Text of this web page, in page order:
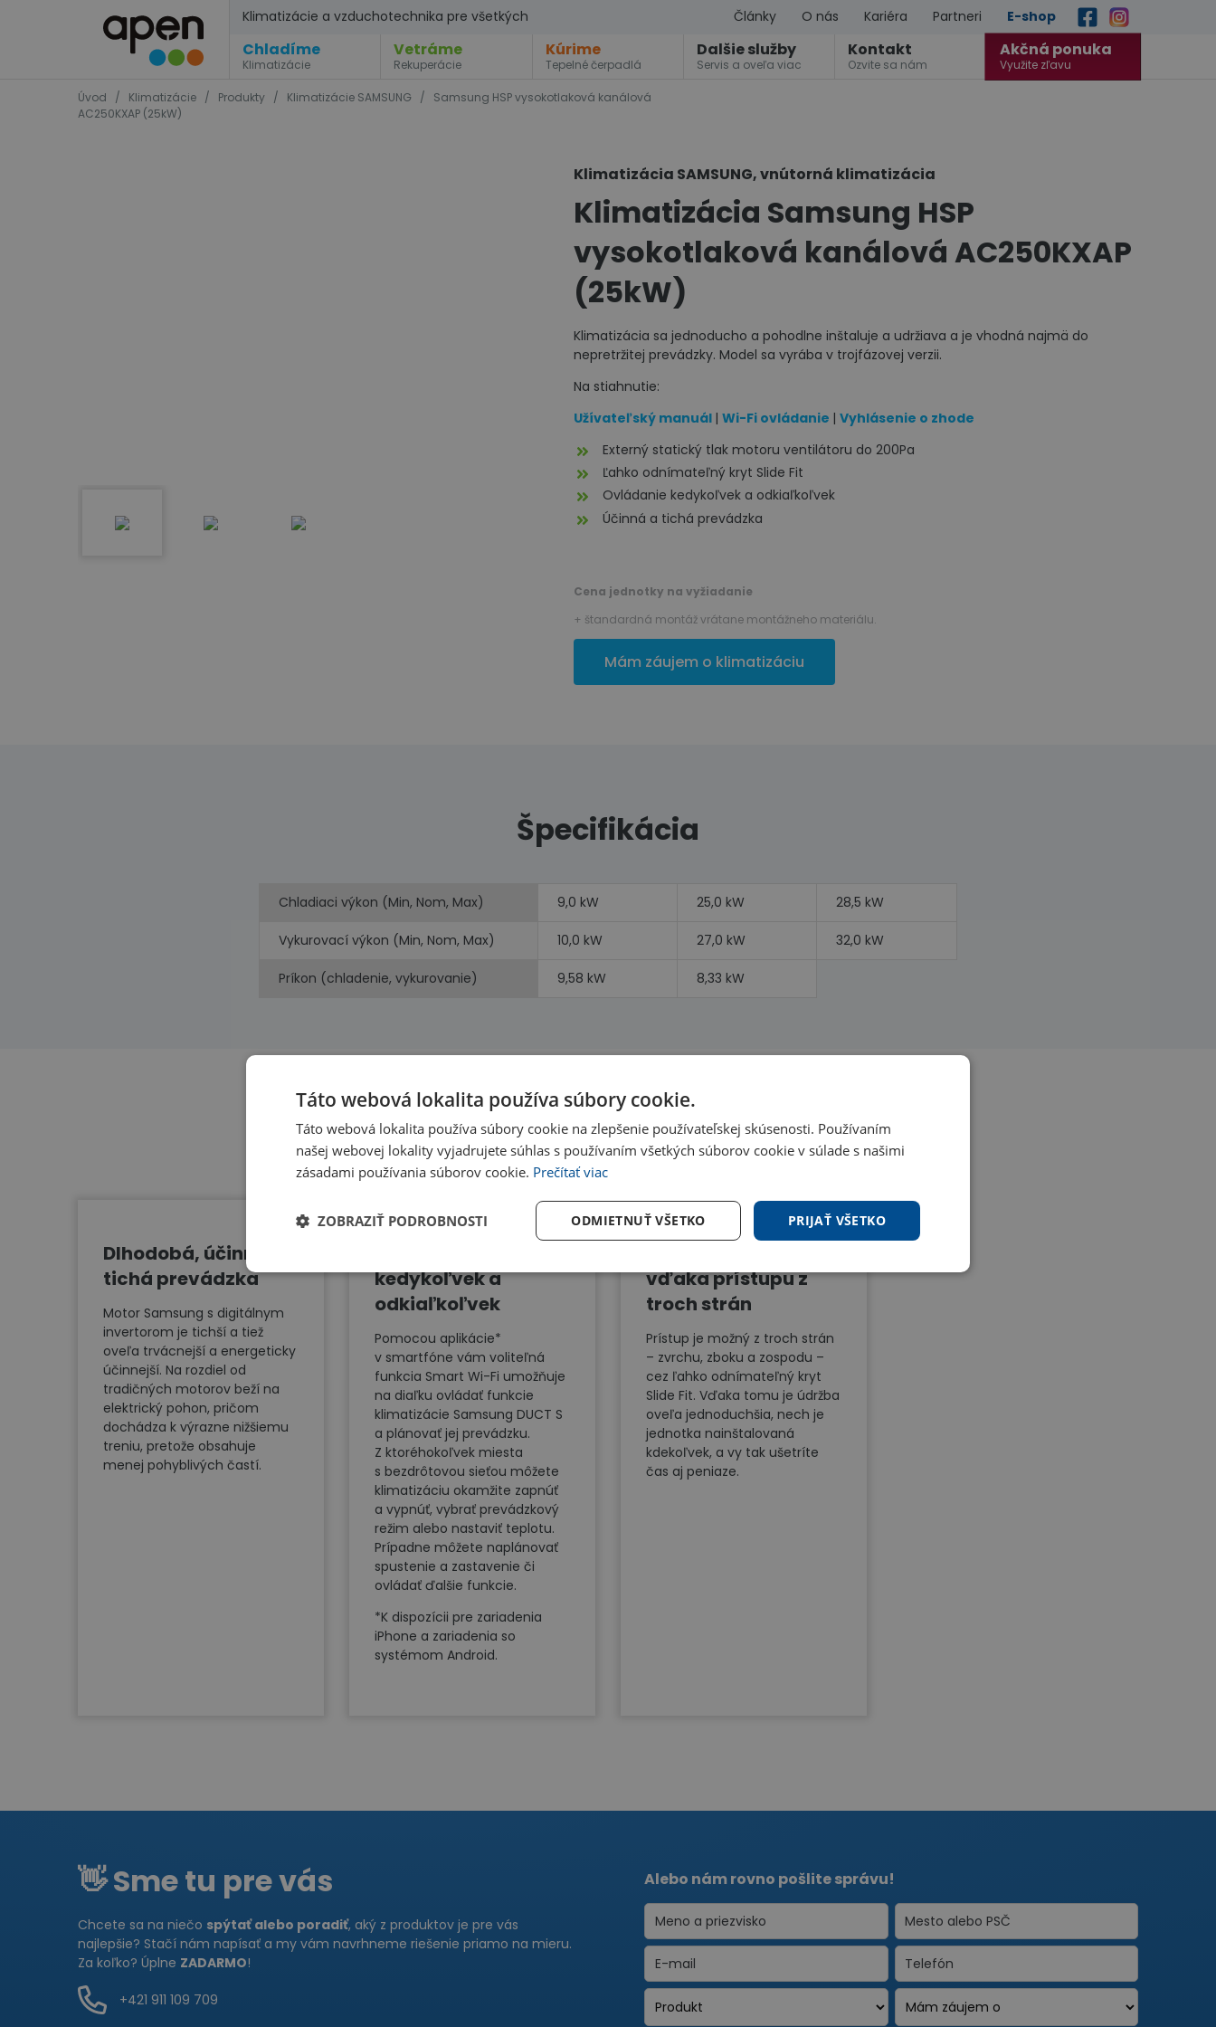
Klimatizácie a vzduchotechnika pre všetkých Články O nás Kariéra Partneri E-shop
Chladíme
Klimatizácie
Vetráme
Rekuperácie
Kúrime
Tepelné čerpadlá
Dalšie služby
Servis a oveľa viac
Kontakt
Ozvite sa nám
Akčná ponuka
Využite zľavu
Úvod / Klimatizácie / Produkty / Klimatizácie SAMSUNG /
Samsung HSP vysokotlaková kanálová
AC250KXAP (25kW)
Klimatizácia SAMSUNG, vnútorná klimatizácia
Klimatizácia Samsung HSP
vysokotlaková kanálová AC250KXAP
(25kW)
Klimatizácia sa jednoducho a pohodlne inštaluje a udržiava a je vhodná najmä do
nepretržitej prevádzky. Model sa vyrába v trojfázovej verzii.
Na stiahnutie:
Užívateľský manuál |Wi-Fi ovládanie |Vyhlásenie o zhode
Externý statický tlak motoru ventilátoru do 200Pa
Ľahko odnímateľný kryt Slide Fit
Ovládanie kedykoľvek a odkiaľkoľvek
Účinná a tichá prevádzka
Cena jednotky na vyžiadanie
+ štandardná montáž vrátane montážneho materiálu.
Mám záujem o klimatizáciu
Špecifikácia
Chladiaci výkon (Min, Nom, Max) 9,0 kW 25,0 kW 28,5 kW
Vykurovací výkon (Min, Nom, Max) 10,0 kW 27,0 kW 32,0 kW
Príkon (chladenie, vykurovanie) 9,58 kW 8,33 kW
Benefity
Dlhodobá, účinná a
tichá prevádzka
Motor Samsung s digitálnym
invertorom je tichší a tiež
oveľa trvácnejší a energeticky
účinnejší. Na rozdiel od
tradičných motorov beží na
elektrický pohon, pričom
dochádza k výrazne nižšiemu
treniu, pretože obsahuje
menej pohyblivých častí.
kedykoľvek a
odkiaľkoľvek
Pomocou aplikácie*
v smartfóne vám voliteľná
funkcia Smart Wi-Fi umožňuje
na diaľku ovládať funkcie
klimatizácie Samsung DUCT S
a plánovať jej prevádzku.
Z ktoréhokoľvek miesta
s bezdrôtovou sieťou môžete
klimatizáciu okamžite zapnúť
a vypnúť, vybrať prevádzkový
režim alebo nastaviť teplotu.
Prípadne môžete naplánovať
spustenie a zastavenie či
ovládať ďalšie funkcie.
*K dispozícii pre zariadenia
iPhone a zariadenia so
systémom Android.
vďaka prístupu z
troch strán
Prístup je možný z troch strán
– zvrchu, zboku a zospodu –
cez ľahko odnímateľný kryt
Slide Fit. Vďaka tomu je údržba
oveľa jednoduchšia, nech je
jednotka nainštalovaná
kdekoľvek, a vy tak ušetríte
čas aj peniaze.
👋 Sme tu pre vás
Chcete sa na niečo spýtať alebo poradiť, aký z produktov je pre vás
najlepšie? Stačí nám napísať a my vám navrhneme riešenie priamo na mieru.
Za koľko? Úplne ZADARMO!
+421 911 109 709
Alebo nám rovno pošlite správu!
Táto webová lokalita používa súbory cookie.
Táto webová lokalita používa súbory cookie na zlepšenie používateľskej skúsenosti. Používaním
našej webovej lokality vyjadrujete súhlas s používaním všetkých súborov cookie v súlade s našimi
zásadami používania súborov cookie. Prečítať viac
PRIJAŤ VŠETKO
ODMIETNUŤ VŠETKO
ZOBRAZIŤ PODROBNOSTI